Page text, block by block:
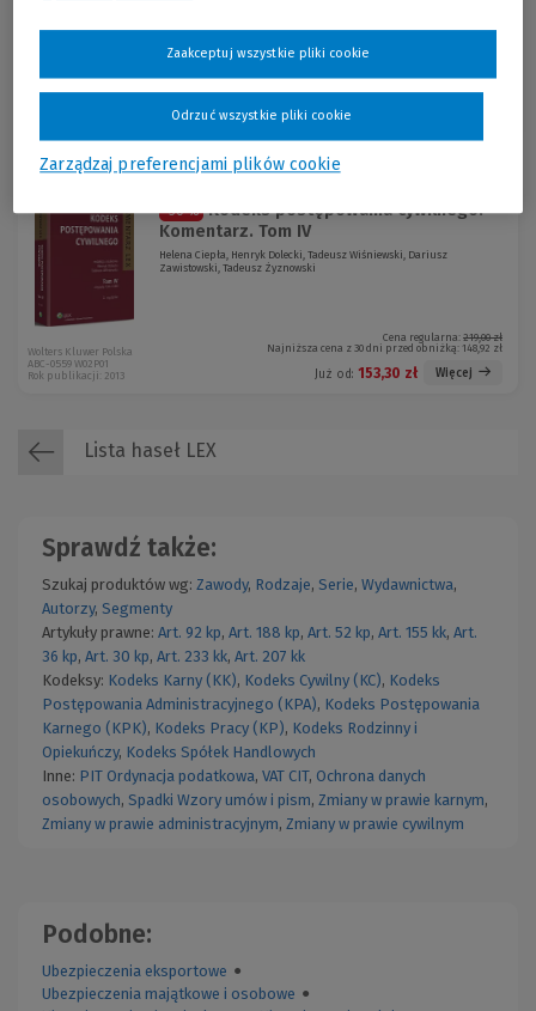
Już od:
-30 % Kodeks postępowania cywilnego.
Komentarz. Tom IV
Helena Ciepła, Henryk Dolecki, Tadeusz Wiśniewski, Dariusz
Zawistowski, Tadeusz Żyznowski
Cena regularna: 219,00 zł
Najniższa cena z 30 dni przed obniżką: 148,92 zł
Już od: 153,30 zł Więcej
Wolters Kluwer Polska
ABC-0559 W02P01
Rok publikacji: 2013
Lista haseł LEX
Sprawdź także:
Szukaj produktów wg: Zawody, Rodzaje, Serie, Wydawnictwa,
Autorzy, Segmenty
Artykuły prawne: Art. 92 kp, Art. 188 kp, Art. 52 kp, Art. 155 kk, Art.
36 kp, Art. 30 kp, Art. 233 kk, Art. 207 kk
Kodeksy: Kodeks Karny (KK), Kodeks Cywilny (KC), Kodeks
Postępowania Administracyjnego (KPA), Kodeks Postępowania
Karnego (KPK), Kodeks Pracy (KP), Kodeks Rodzinny i
Opiekuńczy, Kodeks Spółek Handlowych
Inne: PIT Ordynacja podatkowa, VAT CIT, Ochrona danych
osobowych, Spadki Wzory umów i pism, Zmiany w prawie karnym,
Zmiany w prawie administracyjnym, Zmiany w prawie cywilnym
Podobne:
Ubezpieczenia eksportowe ●
Ubezpieczenia majątkowe i osobowe ●
Zarządzaj preferencjami plików cookie
Odrzuć wszystkie pliki cookie
Zaakceptuj wszystkie pliki cookie